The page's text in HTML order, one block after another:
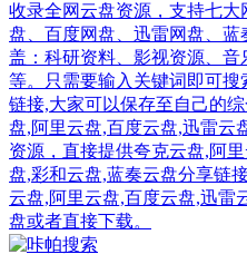
收录全网云盘资源，支持七
盘、百度网盘、迅雷网盘、
盖：科研资料、影视资源、
等。只需要输入关键词即可
链接,大家可以保存至自己的
盘,阿里云盘,百度云盘,迅雷云
资源，直接提供夸克云盘,阿
盘,彩和云盘,蓝奏云盘分享链
云盘,阿里云盘,百度云盘,迅雷
盘或者直接下载。